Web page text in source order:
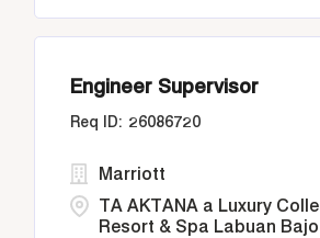
Engineer Supervisor
26086720
Marriott
TA AKTANA a Luxury
Resort & Spa Labuan Bajo